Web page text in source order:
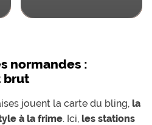
normandes :
brut
jouent la carte du bling, la
à la frime. Ici, les stations